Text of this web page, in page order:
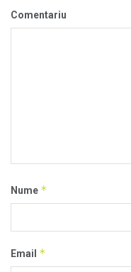
Comentariu
Nume *
Email *